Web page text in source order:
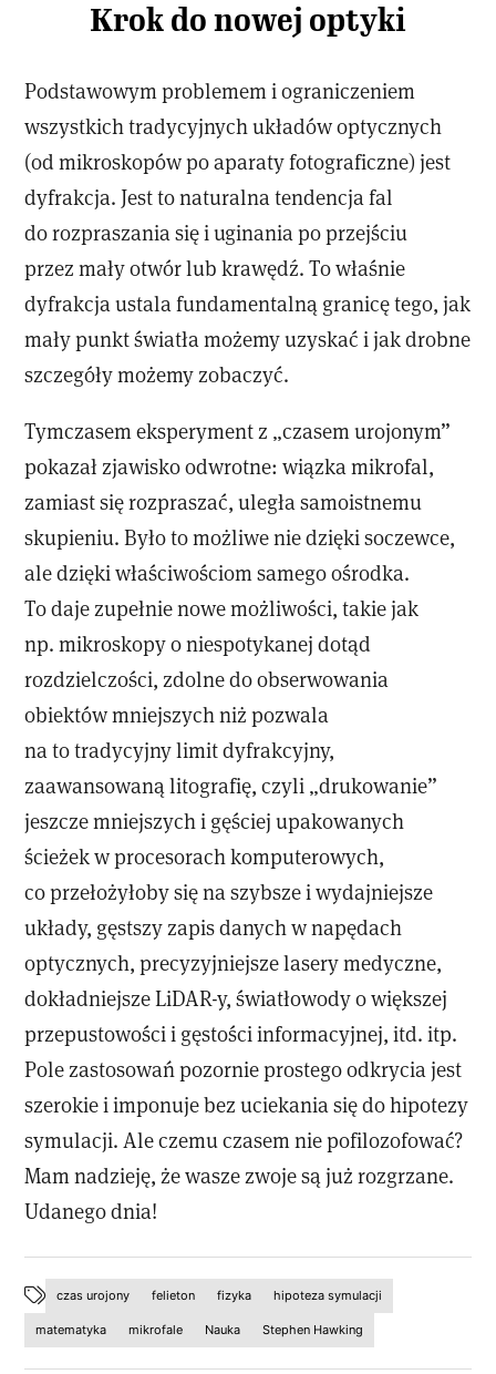
Krok do nowej optyki
Podstawowym problemem i ograniczeniem
wszystkich tradycyjnych układów optycznych
(od mikroskopów po aparaty fotograficzne) jest
dyfrakcja. Jest to naturalna tendencja fal
do rozpraszania się i uginania po przejściu
przez mały otwór lub krawędź. To właśnie
dyfrakcja ustala fundamentalną granicę tego, jak
mały punkt światła możemy uzyskać i jak drobne
szczegóły możemy zobaczyć.
Tymczasem eksperyment z „czasem urojonym”
pokazał zjawisko odwrotne: wiązka mikrofal,
zamiast się rozpraszać, uległa samoistnemu
skupieniu. Było to możliwe nie dzięki soczewce,
ale dzięki właściwościom samego ośrodka.
To daje zupełnie nowe możliwości, takie jak
np. mikroskopy o niespotykanej dotąd
rozdzielczości, zdolne do obserwowania
obiektów mniejszych niż pozwala
na to tradycyjny limit dyfrakcyjny,
zaawansowaną litografię, czyli „drukowanie”
jeszcze mniejszych i gęściej upakowanych
ścieżek w procesorach komputerowych,
co przełożyłoby się na szybsze i wydajniejsze
układy, gęstszy zapis danych w napędach
optycznych, precyzyjniejsze lasery medyczne,
dokładniejsze LiDAR-y, światłowody o większej
przepustowości i gęstości informacyjnej, itd. itp.
Pole zastosowań pozornie prostego odkrycia jest
szerokie i imponuje bez uciekania się do hipotezy
symulacji. Ale czemu czasem nie pofilozofować?
Mam nadzieję, że wasze zwoje są już rozgrzane.
Udanego dnia!
czas urojony felieton fizyka hipoteza symulacji
matematyka mikrofale Nauka Stephen Hawking